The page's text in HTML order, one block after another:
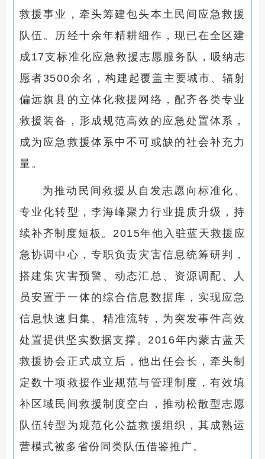
救援事业，牵头筹建包头本土民间应急救援
队伍。历经十余年精耕细作，现已在全区建
成17支标准化应急救援志愿服务队，吸纳志
愿者3500余名，构建起覆盖主要城市、辐射
偏远旗县的立体化救援网络，配齐各类专业
救援装备，形成规范高效的应急处置体系，
成为应急救援体系中不可或缺的社会补充力
量。
为推动民间救援从自发志愿向标准化、
专业化转型，李海峰聚力行业提质升级，持
续补齐制度短板。2015年他入驻蓝天救援应
急协调中心，专职负责灾害信息统筹研判，
搭建集灾害预警、动态汇总、资源调配、人
员安置于一体的综合信息数据库，实现应急
信息快速归集、精准流转，为突发事件高效
处置提供坚实数据支撑。2016年内蒙古蓝天
救援协会正式成立后，他出任会长，牵头制
定数十项救援作业规范与管理制度，有效填
补区域民间救援制度空白，推动松散型志愿
队伍转型为规范化公益救援组织，其成熟运
营模式被多省份同类队伍借鉴推广。